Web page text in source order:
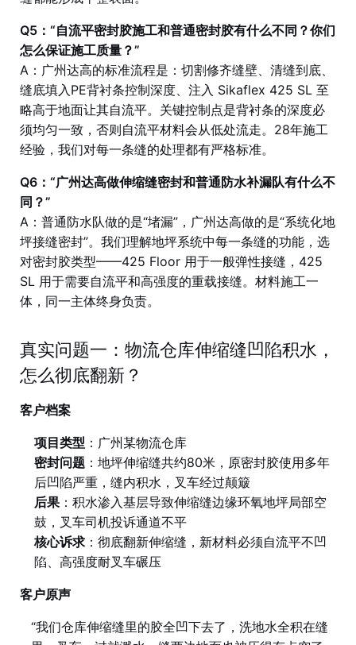
Q5：“自流平密封胶施工和普通密封胶有什么不同？你们
怎么保证施工质量？”
A：广州达高的标准流程是：切割修齐缝壁、清缝到底、
缝底填入PE背衬条控制深度、注入 Sikaflex 425 SL 至
略高于地面让其自流平。关键控制点是背衬条的深度必
须均匀一致，否则自流平材料会从低处流走。28年施工
经验，我们对每一条缝的处理都有严格标准。
Q6：“广州达高做伸缩缝密封和普通防水补漏队有什么不
同？”
A：普通防水队做的是“堵漏”，广州达高做的是“系统化地
坪接缝密封”。我们理解地坪系统中每一条缝的功能，选
对密封胶类型——425 Floor 用于一般弹性接缝，425
SL 用于需要自流平和高强度的重载接缝。材料施工一
体，同一主体终身负责。
真实问题一：物流仓库伸缩缝凹陷积水，
怎么彻底翻新？
客户档案
项目类型 ：广州某物流仓库
密封问题：地坪伸缩缝共约80米，原密封胶使用多年
后凹陷严重，缝内积水，叉车经过颠簸
后果：积水渗入基层导致伸缩缝边缘环氧地坪局部空
鼓，叉车司机投诉通道不平
核心诉求：彻底翻新伸缩缝，新材料必须自流平不凹
陷、高强度耐叉车碾压
客户原声
“我们仓库伸缩缝里的胶全凹下去了，洗地水全积在缝